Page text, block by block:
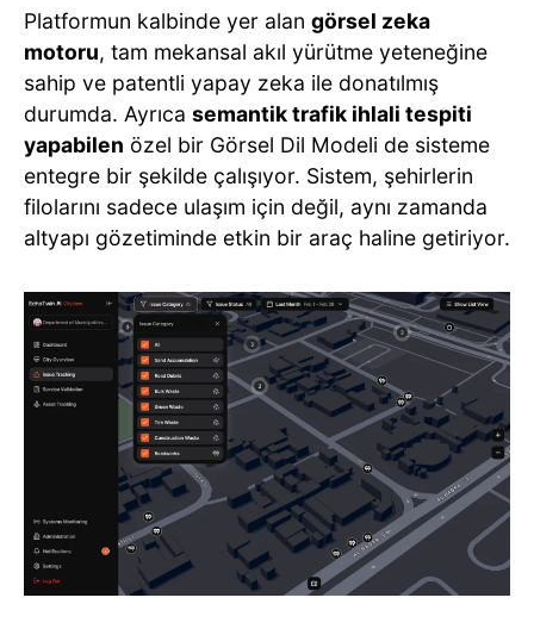
Platformun kalbinde yer alan görsel zeka
motoru, tam mekansal akıl yürütme yeteneğine
sahip ve patentli yapay zeka ile donatılmış
durumda. Ayrıca semantik trafik ihlali tespiti
yapabilen özel bir Görsel Dil Modeli de sisteme
entegre bir şekilde çalışıyor. Sistem, şehirlerin
filolarını sadece ulaşım için değil, aynı zamanda
altyapı gözetiminde etkin bir araç haline getiriyor.